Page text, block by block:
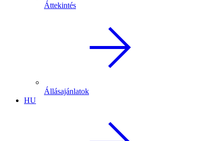
Áttekintés
Állásajánlatok
HU